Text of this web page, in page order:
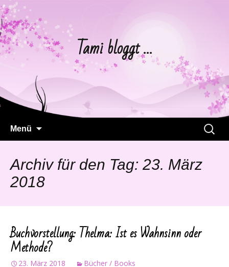
Tami bloggt …
Menü
Suchen
nach:
Archiv für den Tag: 23. März
2018
Buchvorstellung: Thelma: Ist es Wahnsinn oder
Methode?
23. März 2018 Bücher / Books